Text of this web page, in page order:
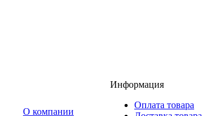
O компании
Информация
Оплата товара